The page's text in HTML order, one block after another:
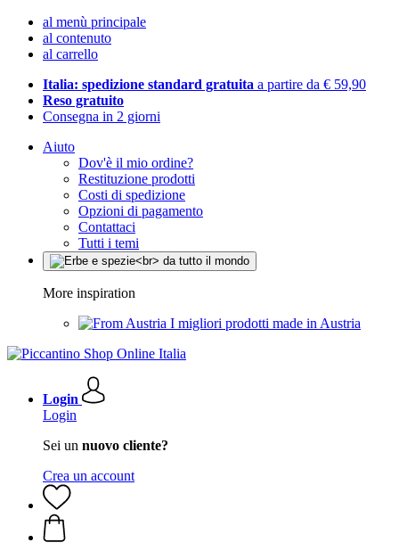
al menù principale
al contenuto
al carrello
Italia: spedizione standard gratuita a partire da € 59,90
Reso gratuito
Consegna in 2 giorni
Aiuto
Dov'è il mio ordine?
Restituzione prodotti
Costi di spedizione
Opzioni di pagamento
Contattaci
Tutti i temi
More inspiration
I migliori prodotti made in Austria
Login
Login
Sei un nuovo cliente?
Crea un account